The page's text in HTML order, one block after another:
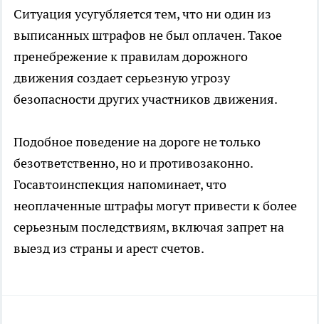
Ситуация усугубляется тем, что ни один из
выписанных штрафов не был оплачен. Такое
пренебрежение к правилам дорожного
движения создает серьезную угрозу
безопасности других участников движения.
Подобное поведение на дороге не только
безответственно, но и противозаконно.
Госавтоинспекция напоминает, что
неоплаченные штрафы могут привести к более
серьезным последствиям, включая запрет на
выезд из страны и арест счетов.